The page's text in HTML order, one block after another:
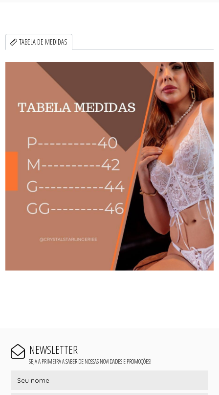
TABELA DE MEDIDAS
NEWSLETTER
SEJA A PRIMEIRA A SABER DE NOSSAS NOVIDADES E PROMOÇÕES!